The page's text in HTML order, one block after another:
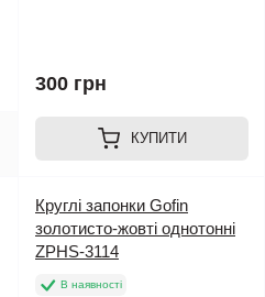
300 грн
КУПИТИ
Круглі запонки Gofin
золотисто-жовті однотонні
ZPHS-3114
В наявності